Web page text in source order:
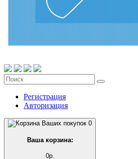
Регистрация
Авторизация
0
Ваша корзина:
0р.